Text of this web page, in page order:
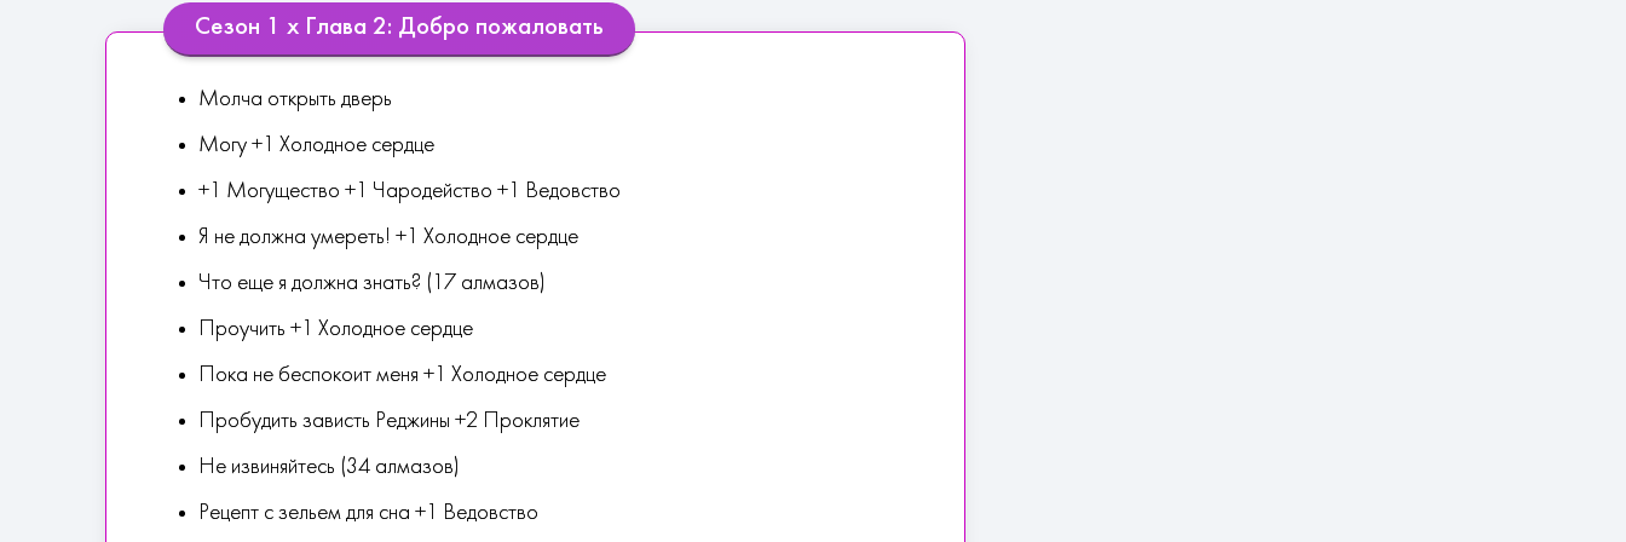
Сезон 1 х Глава 2: Добро пожаловать
Молча открыть дверь
Могу +1 Холодное сердце
+1 Могущество +1 Чародейство +1 Ведовство
Я не должна умереть! +1 Холодное сердце
Что еще я должна знать? (17 алмазов)
Проучить +1 Холодное сердце
Пока не беспокоит меня +1 Холодное сердце
Пробудить зависть Реджины +2 Проклятие
Не извиняйтесь (34 алмазов)
Рецепт с зельем для сна +1 Ведовство